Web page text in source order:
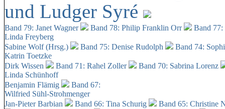
und Ludger Syré
Band 79: Janet Wagner Band 78: Philip Franklin Orr
Band
Linda Freyberg
Sabine Wolf (Hrsg.)
Band 75: Denise Rudolph
Band 74:
Katrin Toetzke
Dirk Wissen
Band 71: Rahel Zoller
Band 70: Sabrina Lorenz
Linda Schünhoff
Benjamin Flämig
Band 67:
Wilfried Sühl-Strohmenger
Jan-Pieter Barbian
Band 66: Tina Schurig
Band 65: Christine